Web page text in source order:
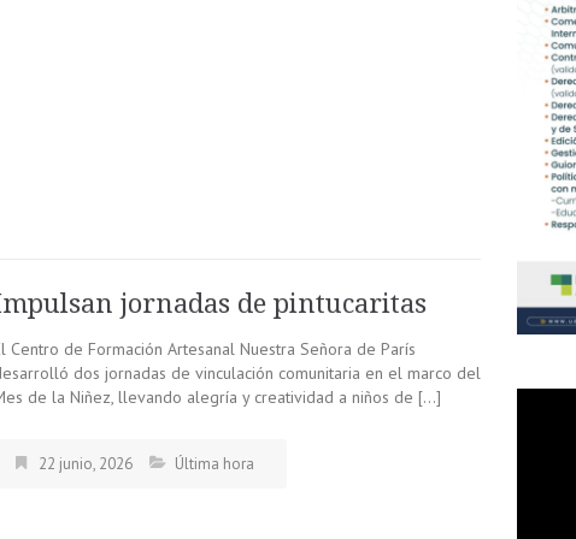
jornadas de pintucaritas
Centro de Formación Artesanal Nuestra Señora de París
dos jornadas de vinculación comunitaria en el marco del
de la Niñez, llevando alegría y creatividad a niños de […]
22 junio, 2026 Última hora